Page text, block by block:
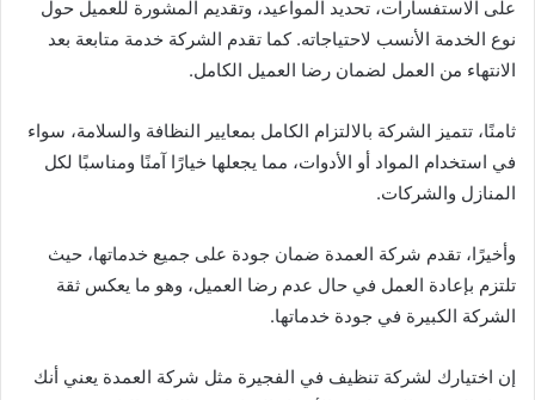
على الاستفسارات، تحديد المواعيد، وتقديم المشورة للعميل حول
نوع الخدمة الأنسب لاحتياجاته. كما تقدم الشركة خدمة متابعة بعد
الانتهاء من العمل لضمان رضا العميل الكامل.
ثامنًا، تتميز الشركة بالالتزام الكامل بمعايير النظافة والسلامة، سواء
في استخدام المواد أو الأدوات، مما يجعلها خيارًا آمنًا ومناسبًا لكل
المنازل والشركات.
وأخيرًا، تقدم شركة العمدة ضمان جودة على جميع خدماتها، حيث
تلتزم بإعادة العمل في حال عدم رضا العميل، وهو ما يعكس ثقة
الشركة الكبيرة في جودة خدماتها.
إن اختيارك لشركة تنظيف في الفجيرة مثل شركة العمدة يعني أنك